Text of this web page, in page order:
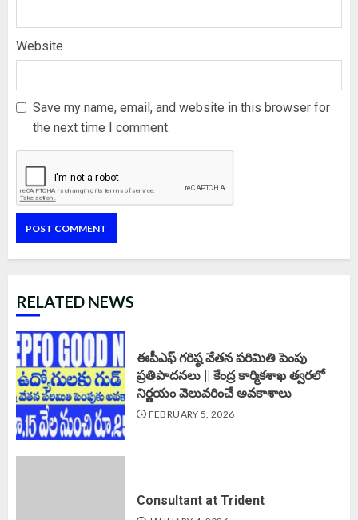
Website
Save my name, email, and website in this browser for
the next time I comment.
RELATED NEWS
ఈపీఎఫ్‌ గరిష్ఠ వేతన పరిమితి పెంపు
ప్రతిపాదనలు || కేంద్ర కార్మికశాఖ త్వరలో
నిర్ణయం వెలువరించే అవకాశాలు
FEBRUARY 5, 2026
Consultant at Trident